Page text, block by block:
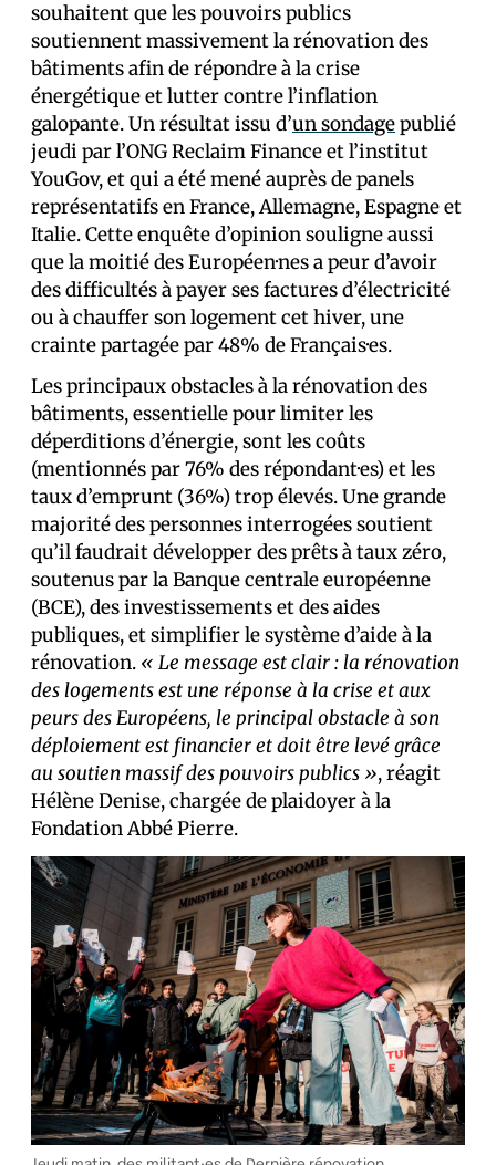
souhaitent que les pouvoirs publics
soutiennent massivement la rénovation des
bâtiments afin de répondre à la crise
énergétique et lutter contre l’inflation
galopante. Un résultat issu d’un sondagepublié
jeudi par l’ONG Reclaim Finance et l’institut
YouGov, et qui a été mené auprès de panels
représentatifs en France, Allemagne, Espagne et
Italie. Cette enquête d’opinion souligne aussi
que la moitié des Européen·nes a peur d’avoir
des difficultés à payer ses factures d’électricité
ou à chauffer son logement cet hiver, une
crainte partagée par 48% de Français·es.
Les principaux obstacles à la rénovation des
bâtiments, essentielle pour limiter les
déperditions d’énergie, sont les coûts
(mentionnés par 76% des répondant·es) et les
taux d’emprunt (36%) trop élevés. Une grande
majorité des personnes interrogées soutient
qu’il faudrait développer des prêts à taux zéro,
soutenus par la Banque centrale européenne
(BCE), des investissements et des aides
publiques, et simplifier le système d’aide à la
rénovation. « Le message est clair : la rénovation
des logements est une réponse à la crise et aux
peurs des Européens, le principal obstacle à son
déploiement est financier et doit être levé grâce
au soutien massif des pouvoirs publics », réagit
Hélène Denise, chargée de plaidoyer à la
Fondation Abbé Pierre.